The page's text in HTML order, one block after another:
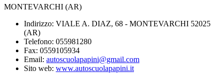
MONTEVARCHI (AR)
Indirizzo: VIALE A. DIAZ, 68 - MONTEVARCHI 52025
(AR)
Telefono: 055981280
Fax: 0559105934
Email: autoscuolapapini@gmail.com
Sito web: www.autoscuolapapini.it